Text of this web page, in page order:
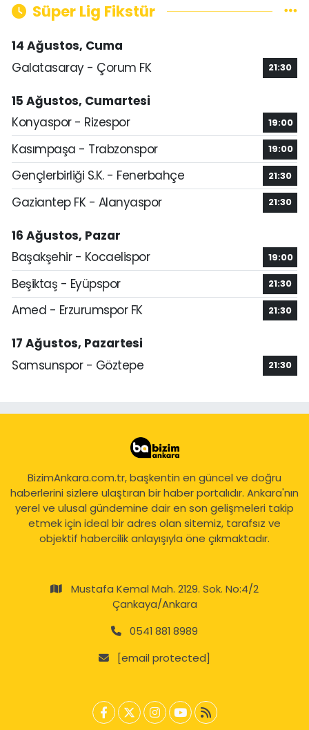
Süper Lig Fikstür
14 Ağustos, Cuma
Galatasaray - Çorum FK
21:30
15 Ağustos, Cumartesi
Konyaspor - Rizespor
19:00
Kasımpaşa - Trabzonspor 19:00
Gençlerbirliği S.K. - Fenerbahçe 21:30
Gaziantep FK - Alanyaspor 21:30
16 Ağustos, Pazar
Başakşehir - Kocaelispor
19:00
Beşiktaş - Eyüpspor 21:30
Amed - Erzurumspor FK 21:30
17 Ağustos, Pazartesi
Samsunspor - Göztepe
21:30
BizimAnkara.com.tr, başkentin en güncel ve doğru
haberlerini sizlere ulaştıran bir haber portalıdır. Ankara'nın
yerel ve ulusal gündemine dair en son gelişmeleri takip
etmek için ideal bir adres olan sitemiz, tarafsız ve
objektif habercilik anlayışıyla öne çıkmaktadır.
Mustafa Kemal Mah. 2129. Sok. No:4/2
Çankaya/Ankara
0541 881 8989
[email protected]